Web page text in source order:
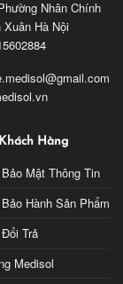
Nhân Chính
Xuân Hà Nội
Hàng
Mật Thông Tin
Hành Sản Phẩm
Trả
Medisol